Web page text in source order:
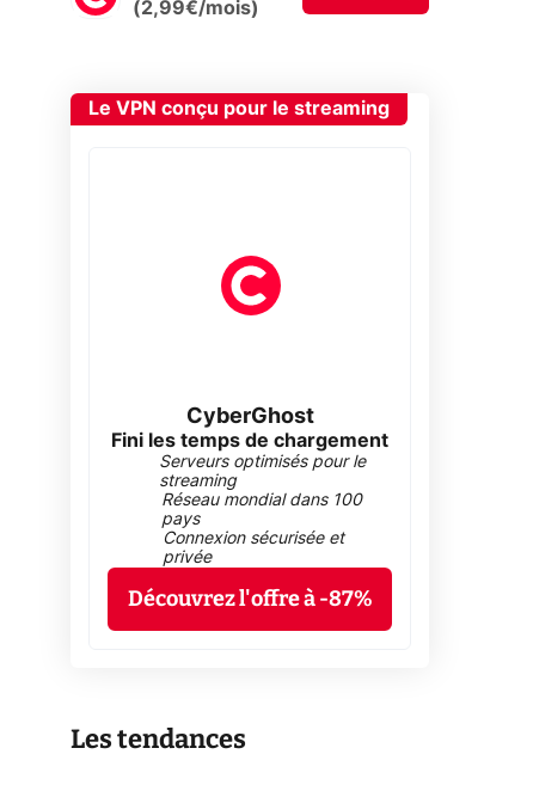
(2,99€/mois)
Le VPN conçu pour le streaming
CyberGhost
Fini les temps de chargement
Serveurs optimisés pour le
streaming
Réseau mondial dans 100
pays
Connexion sécurisée et
privée
Découvrez l'offre à -87%
Les tendances